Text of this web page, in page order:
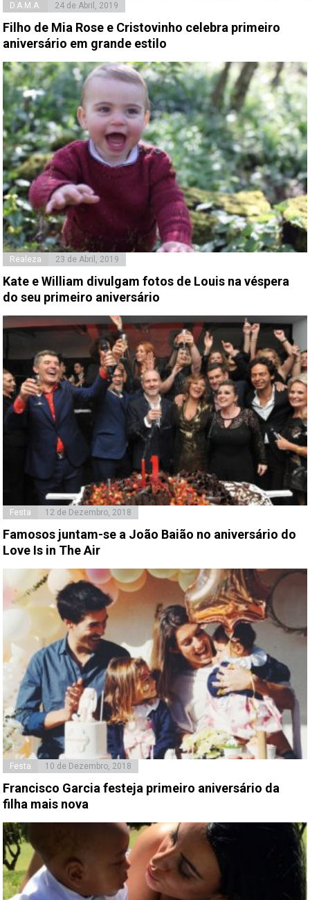
D.A.M.A. 24 de Abril, 2019
Filho de Mia Rose e Cristovinho celebra primeiro
aniversário em grande estilo
Realeza 23 de Abril, 2019
Kate e William divulgam fotos de Louis na véspera
do seu primeiro aniversário
Festa 12 de Dezembro, 2018
Famosos juntam-se a João Baião no aniversário do
Love Is in The Air
Festa 10 de Dezembro, 2018
Francisco Garcia festeja primeiro aniversário da
filha mais nova